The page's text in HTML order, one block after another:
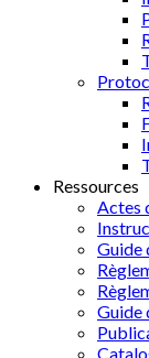
Ressources
Actes
Guide
Guide